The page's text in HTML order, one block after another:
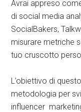
Avrai appreso
di social media
SocialBakers,
misurare metriche
tuo cruscotto
L’obiettivo di
metodologia per
influencer